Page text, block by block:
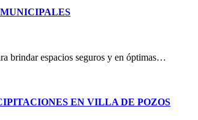
brindar espacios seguros y en óptimas…
EN VILLA DE POZOS